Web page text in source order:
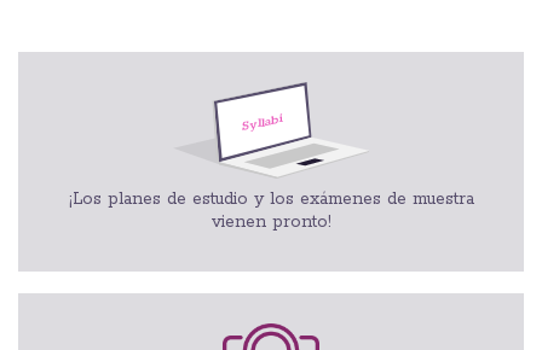
¡Los planes de estudio y los exámenes de muestra
vienen pronto!